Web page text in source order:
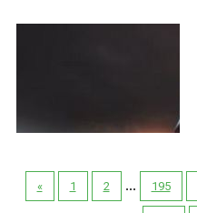
« 1 2 ... 195